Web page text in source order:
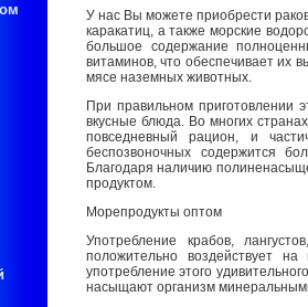
У нас Вы можете приобрести
каракатиц, а также морские
большое содержание
витаминов, что обеспечивает их
мясе наземных животных.
При правильном приготовлении
вкусные блюда. Во многих
повседневный рацион, и
беспозвоночных содержится
Благодаря наличию
продуктом.
Морепродукты оптом
Употребление крабов,
положительно воздействует
употребление этого
насыщают организм